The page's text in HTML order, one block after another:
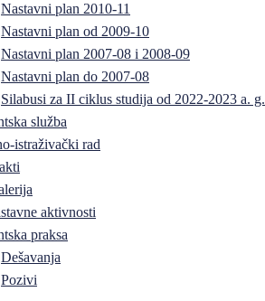
Nastavni plan 2010-11
Nastavni plan od 2009-10
Nastavni plan 2007-08 i 2008-09
Nastavni plan do 2007-08
Silabusi za II ciklus studija od 2022-2023 a. g.
služba
istraživački rad
aktivnosti
praksa
Dešavanja
Pozivi